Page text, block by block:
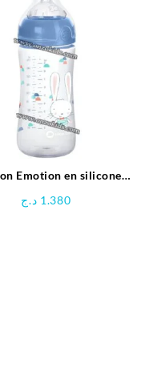
Emotion en silicone
1.380 د.ج